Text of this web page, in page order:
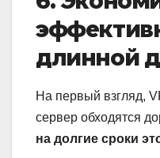
длинной
На первый взгляд,
сервер обходятся
на долгие сроки